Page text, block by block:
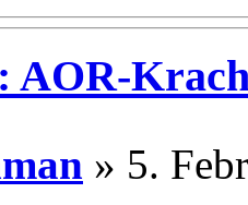
AOR-
» 5.